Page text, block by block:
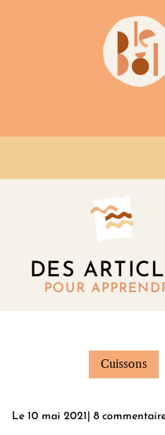
DES
POUR
Cuissons
Le 10 mai 2021 8